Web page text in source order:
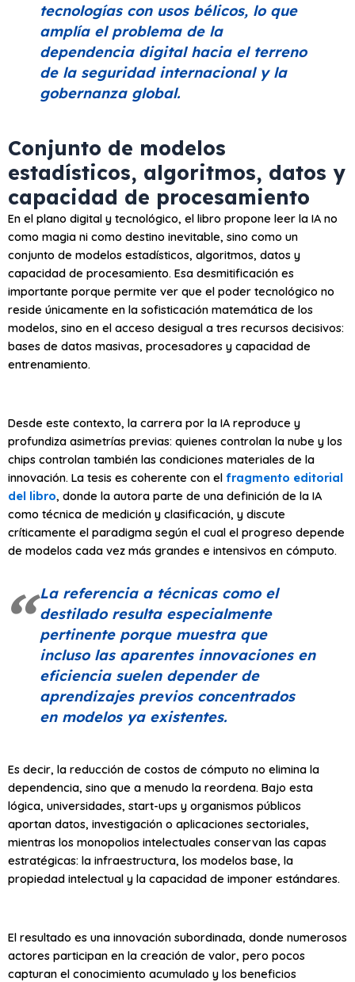
tecnologías con usos bélicos, lo que
amplía el problema de la
dependencia digital hacia el terreno
de la seguridad internacional y la
gobernanza global.
Conjunto de modelos
estadísticos, algoritmos, datos y
capacidad de procesamiento
En el plano digital y tecnológico, el libro propone leer la IA no
como magia ni como destino inevitable, sino como un
conjunto de modelos estadísticos, algoritmos, datos y
capacidad de procesamiento. Esa desmitificación es
importante porque permite ver que el poder tecnológico no
reside únicamente en la sofisticación matemática de los
modelos, sino en el acceso desigual a tres recursos decisivos:
bases de datos masivas, procesadores y capacidad de
entrenamiento.
Desde este contexto, la carrera por la IA reproduce y
profundiza asimetrías previas: quienes controlan la nube y los
chips controlan también las condiciones materiales de la
innovación. La tesis es coherente con el fragmento editorial
del libro, donde la autora parte de una definición de la IA
como técnica de medición y clasificación, y discute
críticamente el paradigma según el cual el progreso depende
de modelos cada vez más grandes e intensivos en cómputo.
La referencia a técnicas como el
destilado resulta especialmente
pertinente porque muestra que
incluso las aparentes innovaciones en
eficiencia suelen depender de
aprendizajes previos concentrados
en modelos ya existentes.
Es decir, la reducción de costos de cómputo no elimina la
dependencia, sino que a menudo la reordena. Bajo esta
lógica, universidades, start-ups y organismos públicos
aportan datos, investigación o aplicaciones sectoriales,
mientras los monopolios intelectuales conservan las capas
estratégicas: la infraestructura, los modelos base, la
propiedad intelectual y la capacidad de imponer estándares.
El resultado es una innovación subordinada, donde numerosos
actores participan en la creación de valor, pero pocos
capturan el conocimiento acumulado y los beneficios